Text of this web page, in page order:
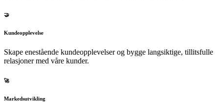
🤝
Kundeopplevelse
Skape enestående kundeopplevelser og bygge langsiktige, tillitsfulle
relasjoner med våre kunder.
🚀
Markedsutvikling